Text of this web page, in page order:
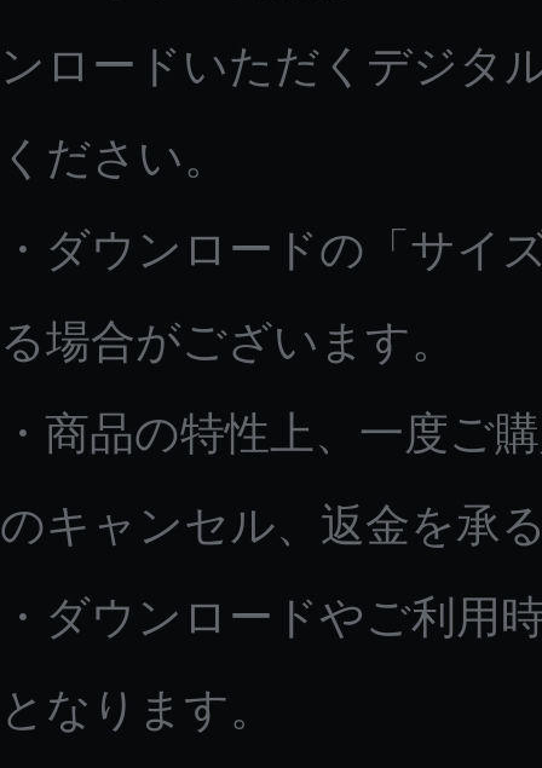
ンロードいただくデジタ
ください。
・ダウンロードの「サイ
る場合がございます。
・商品の特性上、一度ご
のキャンセル、返金を承
・ダウンロードやご利用
となります。